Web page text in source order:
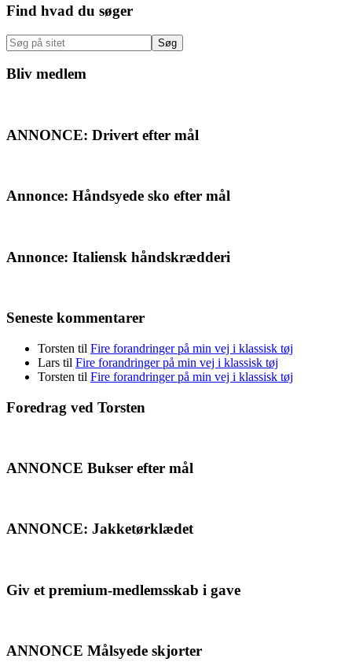
Primær
Sidebar
Find hvad du søger
Søg
på
sitet
Bliv medlem
ANNONCE: Drivert efter mål
Annonce: Håndsyede sko efter mål
Annonce: Italiensk håndskrædderi
Seneste kommentarer
Torsten til Fire forandringer på min vej i klassisk tøj
Lars til Fire forandringer på min vej i klassisk tøj
Torsten til Fire forandringer på min vej i klassisk tøj
Foredrag ved Torsten
ANNONCE Bukser efter mål
ANNONCE: Jakketørklædet
Giv et premium-medlemsskab i gave
ANNONCE Målsyede skjorter